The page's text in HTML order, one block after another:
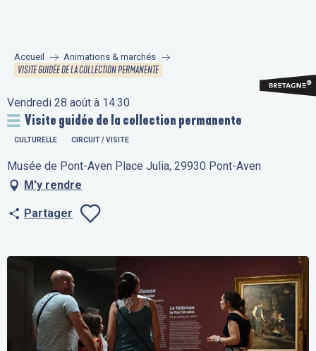
principal
Accueil Animations & marchés
VISITE GUIDÉE DE LA COLLECTION PERMANENTE
Vendredi 28 août à 14:30
Visite guidée de la collection permanente
CULTURELLE CIRCUIT / VISITE
Musée de Pont-Aven Place Julia, 29930 Pont-Aven
M'y rendre
Partager